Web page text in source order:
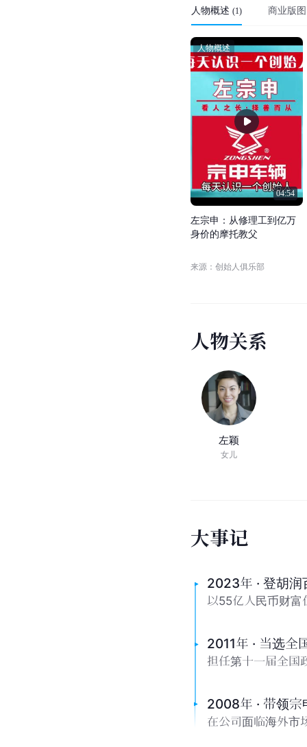
人物概述 (1) 商业版图
04:54
人物概述
左宗申 ： 从修理工到 亿万
身价的摩托教父
来源：创始人俱乐部
人物关系
左颖
女儿
大事记
2023年 · 登胡润
以55亿人民币财
2011年 · 当选全
担任第十一届全国
2008年 · 带领宗
在公司面临海外市